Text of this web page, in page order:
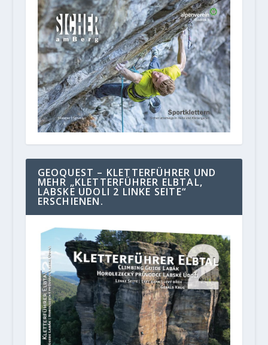
GEOQUEST – KLETTERFÜHRER UND
MEHR „KLETTERFÜHRER ELBTAL,
LABSKE UDOLI 2 LINKE SEITE“
ERSCHIENEN.